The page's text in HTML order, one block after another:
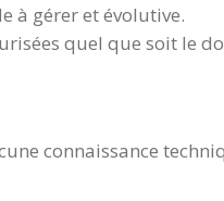
à gérer et évolutive.
quel que soit le
connaissance